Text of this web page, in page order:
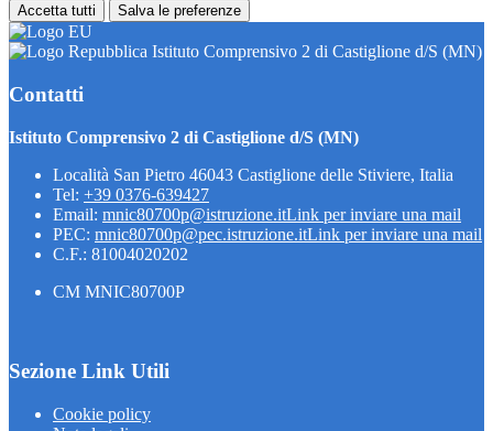
Accetta tutti Salva le preferenze
Istituto Comprensivo 2 di Castiglione d/S (MN)
Contatti
Istituto Comprensivo 2 di Castiglione d/S (MN)
Località San Pietro 46043 Castiglione delle Stiviere, Italia
Tel: +39 0376-639427
Email: mnic80700p@istruzione.itLink per inviare una mail
PEC: mnic80700p@pec.istruzione.itLink per inviare una mail
C.F.: 81004020202
CM MNIC80700P
Sezione Link Utili
Cookie policy